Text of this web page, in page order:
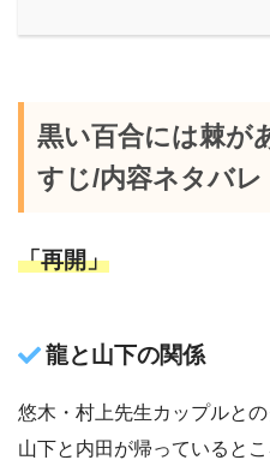
黒い百合には棘が
すじ/内容ネタバレ
「再開」
龍と山下の関係
悠木・村上先生カップルと
山下と内田が帰っているとこ